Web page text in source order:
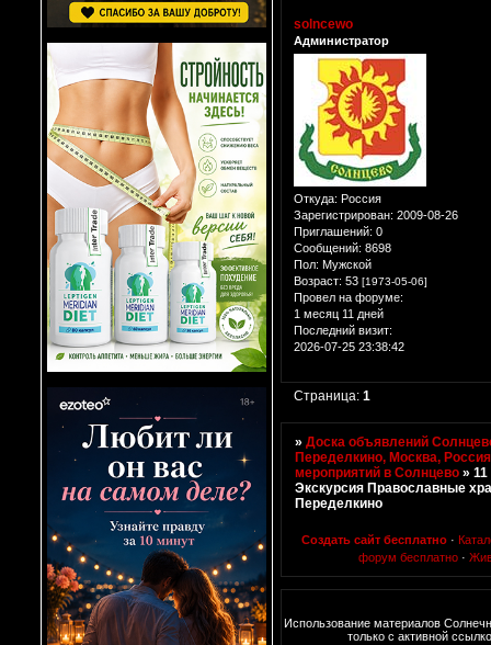
solncewo
Администратор
Откуда: Россия
Зарегистрирован: 2009-08-26
Приглашений: 0
Сообщений: 8698
Пол: Мужской
Возраст: 53 [1973-05-06]
Провел на форуме:
1 месяц 11 дней
Последний визит:
2026-07-25 23:38:42
Страница:1
»Доска объявлений
Переделкино, Москва, Россия
мероприятий в Солнцево »11
Экскурсия Православные
Переделкино
Создать сайт бесплатно ·
форум бесплатно ·
Использование материалов
только с активной